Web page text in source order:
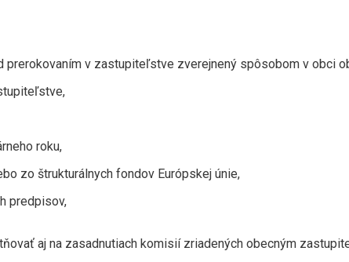
v zastupiteľstve zverejnený spôsobom v obci
roku,
zo štrukturálnych fondov Európskej únie,
predpisov,
aj na zasadnutiach komisií zriadených obecným